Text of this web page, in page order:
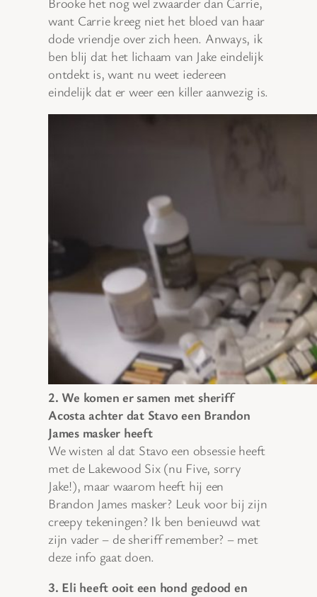
want Carrie kreeg niet het bloed van haar
dode vriendje over zich heen. Anways, ik
ben blij dat het lichaam van Jake eindelijk
ontdekt is, want nu weet iedereen
eindelijk dat er weer een killer aanwezig is.
2. We komen er samen met sheriff
Acosta achter dat Stavo een Brandon
James masker heeft
We wisten al dat Stavo een obsessie heeft
met de Lakewood Six (nu Five, sorry
Jake!), maar waarom heeft hij een
Brandon James masker? Leuk voor bij zijn
creepy tekeningen? Ik ben benieuwd wat
zijn vader – de sheriff remember? – met
deze info gaat doen.
3. Eli heeft ooit een hond gedood en